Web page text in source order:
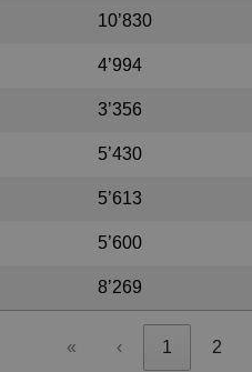
10’830
4’994
3’356
5’430
5’613
5’600
8’269
« ‹ 1 2